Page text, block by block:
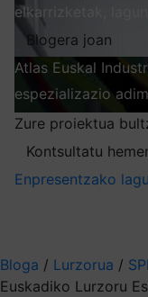
elkarrizketak,
Blogera joan
Atlas Euskal
espezializazio
Zure proiektua
Kontsultatu
Enpresentzako
Bloga / Lurzorua /
Euskadiko Lurzoru